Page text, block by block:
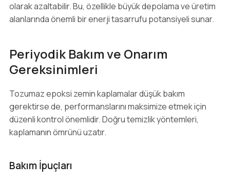
olarak azaltabilir. Bu, özellikle büyük depolama ve üretim
alanlarında önemli bir enerji tasarrufu potansiyeli sunar.
Periyodik Bakım ve Onarım
Gereksinimleri
Tozumaz epoksi zemin kaplamalar düşük bakım
gerektirse de, performanslarını maksimize etmek için
düzenli kontrol önemlidir. Doğru temizlik yöntemleri,
kaplamanın ömrünü uzatır.
Bakım İpuçları